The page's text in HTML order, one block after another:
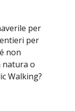
per
per
non
natura o
Walking?